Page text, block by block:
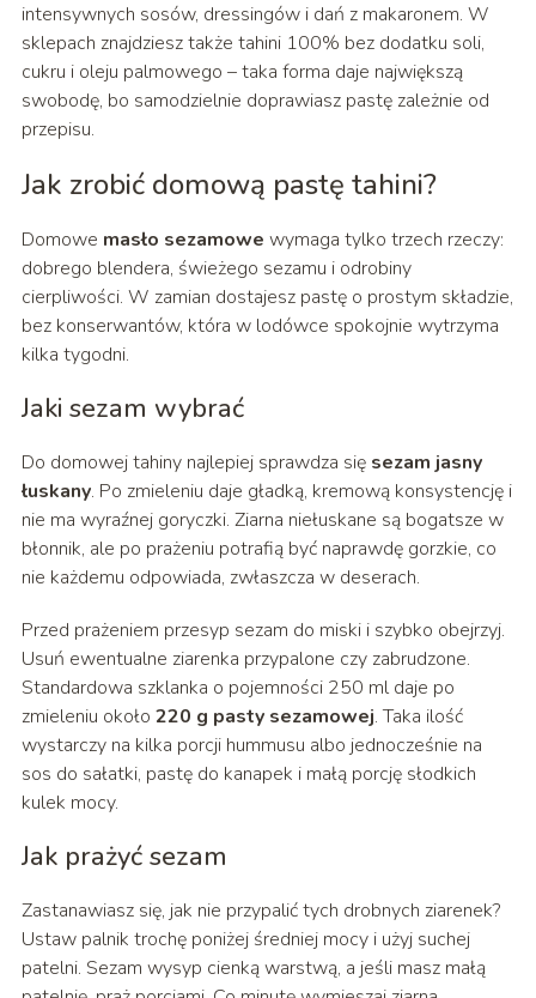
intensywnych sosów, dressingów i dań z makaronem. W
sklepach znajdziesz także tahini 100% bez dodatku soli,
cukru i oleju palmowego – taka forma daje największą
swobodę, bo samodzielnie doprawiasz pastę zależnie od
przepisu.
Jak zrobić domową pastę tahini?
Domowe masło sezamowe wymaga tylko trzech rzeczy:
dobrego blendera, świeżego sezamu i odrobiny
cierpliwości. W zamian dostajesz pastę o prostym składzie,
bez konserwantów, która w lodówce spokojnie wytrzyma
kilka tygodni.
Jaki sezam wybrać
Do domowej tahiny najlepiej sprawdza się sezam jasny
łuskany. Po zmieleniu daje gładką, kremową konsystencję i
nie ma wyraźnej goryczki. Ziarna niełuskane są bogatsze w
błonnik, ale po prażeniu potrafią być naprawdę gorzkie, co
nie każdemu odpowiada, zwłaszcza w deserach.
Przed prażeniem przesyp sezam do miski i szybko obejrzyj.
Usuń ewentualne ziarenka przypalone czy zabrudzone.
Standardowa szklanka o pojemności 250 ml daje po
zmieleniu około 220 g pasty sezamowej. Taka ilość
wystarczy na kilka porcji hummusu albo jednocześnie na
sos do sałatki, pastę do kanapek i małą porcję słodkich
kulek mocy.
Jak prażyć sezam
Zastanawiasz się, jak nie przypalić tych drobnych ziarenek?
Ustaw palnik trochę poniżej średniej mocy i użyj suchej
patelni. Sezam wysyp cienką warstwą, a jeśli masz małą